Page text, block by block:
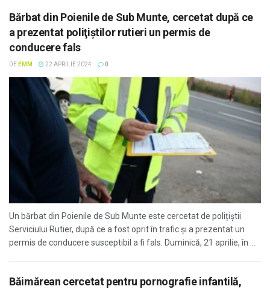
Bărbat din Poienile de Sub Munte, cercetat după ce
a prezentat poliţiştilor rutieri un permis de
conducere fals
DE EMM 22 APRILIE 2024 0
Un bărbat din Poienile de Sub Munte este cercetat de polițiștii
Serviciului Rutier, după ce a fost oprit în trafic și a prezentat un
permis de conducere susceptibil a fi fals. Duminică, 21 aprilie, în ...
Băimărean cercetat pentru pornografie infantilă,